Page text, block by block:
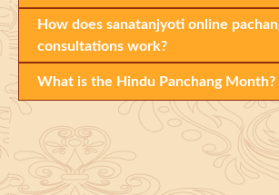
How does sanatanjyoti online
consultations work?
What is the Hindu Panchang Month?